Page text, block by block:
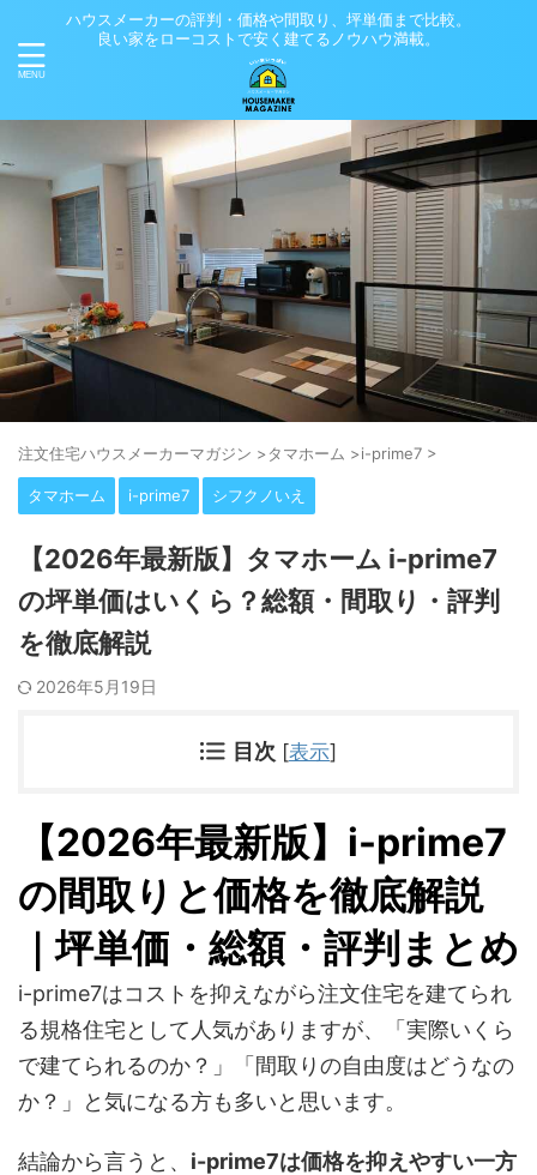
ハウスメーカーの評判・価格や間取り、坪単価まで比較。
良い家をローコストで安く建てるノウハウ満載。
注⽂住宅ハウスメーカーマガジン >タマホーム >i-prime7 >
タマホーム i-prime7 シフクノいえ
【2026年最新版】タマホーム i-prime7
の坪単価はいくら？総額・間取り・評判
を徹底解説
2026年5月19日
目次 [表示]
【2026年最新版】i-prime7
の間取りと価格を徹底解説
｜坪単価・総額・評判まとめ
i-prime7はコストを抑えながら注文住宅を建てられ
る規格住宅として人気がありますが、「実際いくら
で建てられるのか？」「間取りの自由度はどうなの
か？」と気になる方も多いと思います。
結論から言うと、 i-prime7は価格を抑えやすい一方